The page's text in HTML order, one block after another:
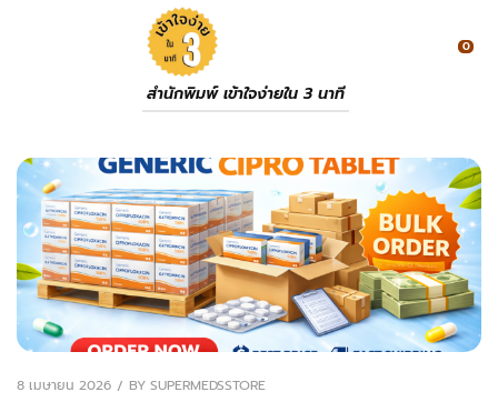
สำนักพิมพ์ เข้าใจง่ายใน 3 นาที
0
8 เมษายน 2026 BY SUPERMEDSSTORE